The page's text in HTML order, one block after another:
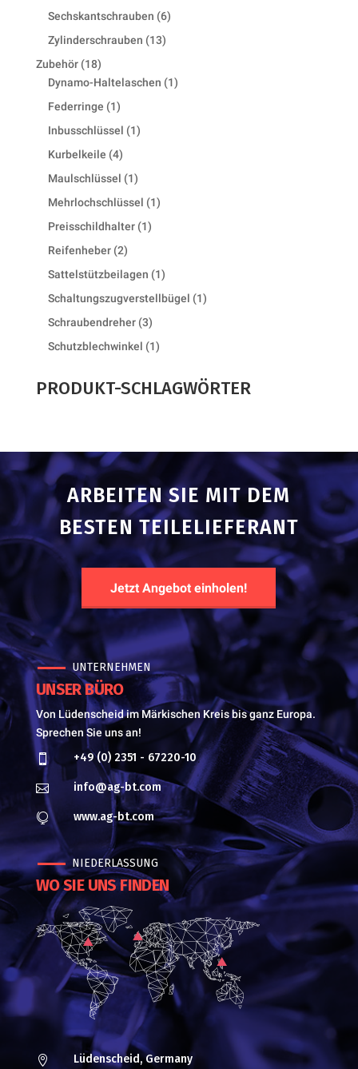
Sechskantschrauben 66
Zylinderschrauben 1313
Zubehör 1818
products
Dynamo-Haltelaschen 11
Federringe 11
product
Inbusschlüssel 11
Kurbelkeile 44
products
Maulschlüssel 11
product
Mehrlochschlüssel 11
Preisschildhalter 11
Reifenheber 22
products
Sattelstützbeilagen 11
product
Schaltungszugverstellbügel 11
Schraubendreher 33
products
Schutzblechwinkel 11
PRODUKT-SCHLAGWÖRTER
ARBEITEN SIE MIT DEM
BESTEN TEILELIEFERANT
Jetzt Angebot einholen!
UNTERNEHMEN
UNSER BÜRO
Von Lüdenscheid im Märkischen Kreis bis ganz Europa.
Sprechen Sie uns an!
 +49 (0) 2351 - 67220-10
 info@ag-bt.com
 www.ag-bt.com
NIEDERLASSUNG
WO SIE UNS FINDEN
 Lüdenscheid, Germany